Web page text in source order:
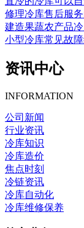
修理冷库售后服
建造果蔬农产品
小型冷库常见故
资讯中心
INFORMATION
公司新闻
行业资讯
冷库知识
冷库造价
焦点时刻
冷链资讯
冷库自动化
冷库维修保养